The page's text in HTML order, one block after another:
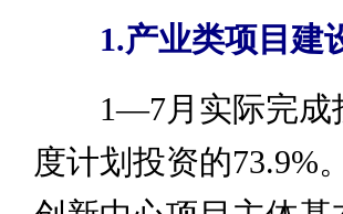
1.产业类项目建
1—7月实际完成投
度计划投资的73.9%